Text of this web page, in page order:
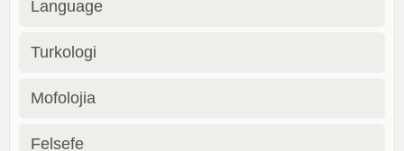
Language
Turkologi
Mofolojia
Felsefe